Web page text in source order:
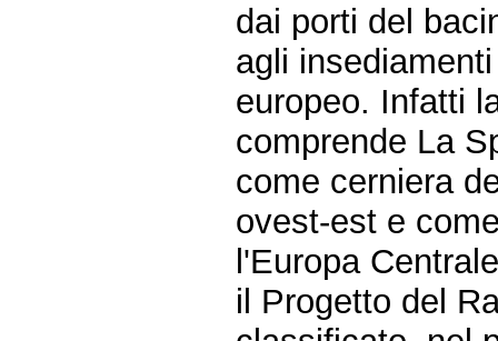
dai porti del
agli
europeo. Infatti
comprende La
come cerniera
ovest-est e
l'Europa
il Progetto del